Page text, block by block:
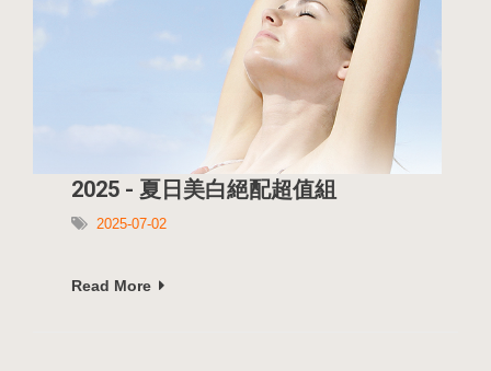
2025 - 夏日美白絕配超值組
2025-07-02
Read More